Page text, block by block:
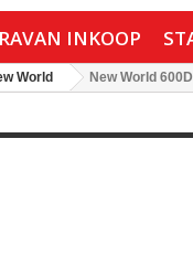
INKOOP
World New World